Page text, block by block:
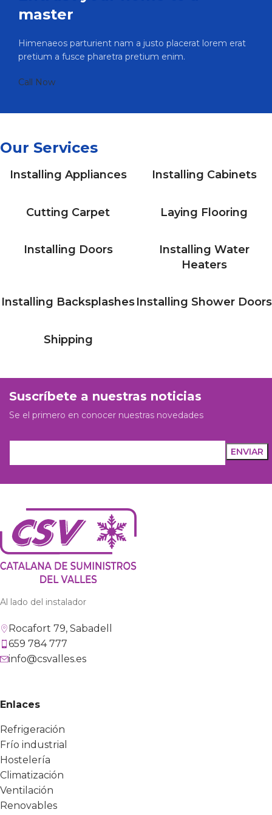
master
Himenaeos parturient nam a justo placerat lorem erat
pretium a fusce pharetra pretium enim.
Call Now
Our Services
Installing Appliances Installing Cabinets
Cutting Carpet Laying Flooring
Installing Doors
Installing Water
Heaters
Installing BacksplashesInstalling Shower Doors
Shipping
Suscríbete a nuestras noticias
Se el primero en conocer nuestras novedades
Al lado del instalador
Rocafort 79, Sabadell
659 784 777
info@csvalles.es
Enlaces
Refrigeración
Frío industrial
Hostelería
Climatización
Ventilación
Renovables